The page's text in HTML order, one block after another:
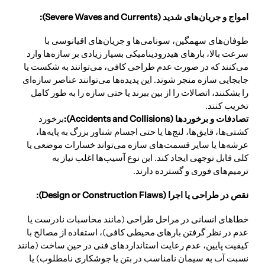
امواج و جریان‌های شدید (Severe Waves and Currents):
طوفان‌های سهمگین، سونامی‌ها و جریان‌های اقیانوسی با
سرعت بالا، بارهای هیدرودینامیکی بسیار زیادی بر سازه‌ها وارد
می‌کنند که در صورت عدم طراحی کافی، می‌توانند به شکست یا
جابجایی سازه منجر شوند. این پدیده‌ها می‌توانند عناصر سازه‌ای
را بشکنند، اتصالات را از بین ببرند یا حتی سازه را به طور کامل
تخریب کنند.
تصادفات و برخوردها (Accidents and Collisions):
برخورد
کشتی‌ها، قایق‌ها، لنج‌ها یا حتی اجسام شناور بزرگ به پایه‌ها،
عرشه‌ها یا سایر قسمت‌های سازه می‌تواند خسارات موضعی یا
کلی قابل توجهی ایجاد کند. این نوع آسیب‌ها اغلب نیاز به
ترمیم‌های فوری و گسترده دارند.
نقص در طراحی یا اجرا (Design or Construction Flaws):
خطاهای انسانی در مراحل طراحی (مانند محاسبات نادرست یا
عدم در نظر گرفتن بارهای محیطی کافی)، استفاده از مصالح با
کیفیت پایین، عدم رعایت استانداردهای فنی در حین ساخت (مانند
نسبت آب به سیمان نامناسب در بتن یا جوشکاری نامطلوب) یا